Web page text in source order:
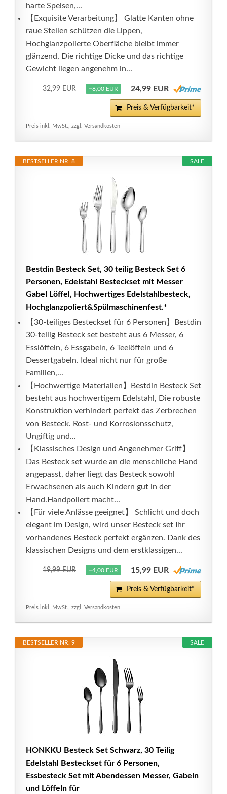
harte Speisen,...
【Exquisite Verarbeitung】 Glatte Kanten ohne
raue Stellen schützen die Lippen,
Hochglanzpolierte Oberfläche bleibt immer
glänzend, Die richtige Dicke und das richtige
Gewicht liegen angenehm in...
32,99 EUR −8,00 EUR 24,99 EUR
Preis & Verfügbarkeit*
Preis inkl. MwSt., zzgl. Versandkosten
SALE
BESTSELLER NR. 8
Bestdin Besteck Set, 30 teilig Besteck Set 6
Personen, Edelstahl Besteckset mit Messer
Gabel Löffel, Hochwertiges Edelstahlbesteck,
Hochglanzpoliert&Spülmaschinenfest.*
【30-teiliges Besteckset für 6 Personen】Bestdin
30-teilig Besteck set besteht aus 6 Messer, 6
Esslöffeln, 6 Essgabeln, 6 Teelöffeln und 6
Dessertgabeln. Ideal nicht nur für große
Familien,...
【Hochwertige Materialien】Bestdin Besteck Set
besteht aus hochwertigem Edelstahl, Die robuste
Konstruktion verhindert perfekt das Zerbrechen
von Besteck. Rost- und Korrosionsschutz,
Ungiftig und...
【Klassisches Design und Angenehmer Griff】
Das Besteck set wurde an die menschliche Hand
angepasst, daher liegt das Besteck sowohl
Erwachsenen als auch Kindern gut in der
Hand.Handpoliert macht...
【Für viele Anlässe geeignet】 Schlicht und doch
elegant im Design, wird unser Besteck set Ihr
vorhandenes Besteck perfekt ergänzen. Dank des
klassischen Designs und dem erstklassigen...
19,99 EUR −4,00 EUR 15,99 EUR
Preis & Verfügbarkeit*
Preis inkl. MwSt., zzgl. Versandkosten
SALE
BESTSELLER NR. 9
HONKKU Besteck Set Schwarz, 30 Teilig
Edelstahl Besteckset für 6 Personen,
Essbesteck Set mit Abendessen Messer, Gabeln
und Löffeln für